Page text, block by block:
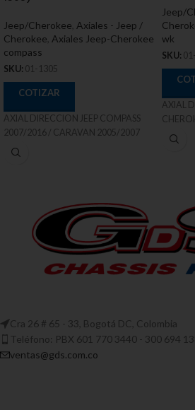
Jeep/Cherokee Axiales - Jeep /
Cherokee Axiales Jeep-Cherokee
compass
SKU: 01-1305
COTIZAR
AXIAL DIRECCION JEEP COMPASS
2007/2016 / CARAVAN 2005/2007
Jeep/
wk
SKU:
AXIAL
Cra 26 # 65 - 33, Bogotá DC, Colombia
Teléfono: PBX 601 770 3440 - 300 694
ventas@gds.com.co